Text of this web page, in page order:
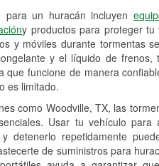
para un huracán incluyen
y productos para proteger
y móviles durante tormentas
y el líquido de
que funcione de manera
es limitado.
como Woodville, TX, las
Usar tu vehículo para
detenerlo repetidamente
de suministros para